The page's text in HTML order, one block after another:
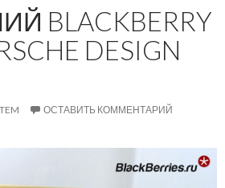
BLACKBERRY
DESIGN
ОСТАВИТЬ КОММЕНТАРИЙ